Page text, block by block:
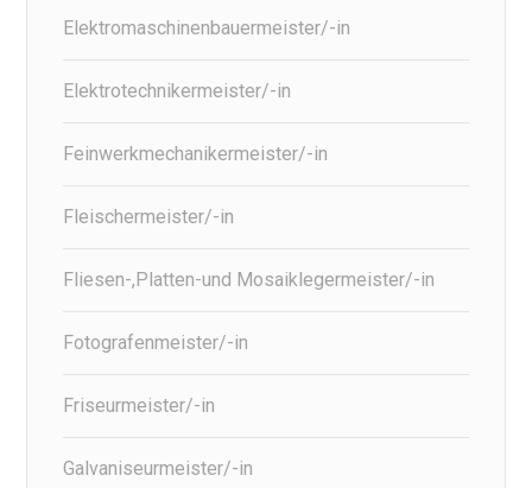
Elektromaschinenbauermeister/-in
Elektrotechnikermeister/-in
Feinwerkmechanikermeister/-in
Fleischermeister/-in
Fliesen-,Platten-und Mosaiklegermeister/-in
Fotografenmeister/-in
Friseurmeister/-in
Galvaniseurmeister/-in